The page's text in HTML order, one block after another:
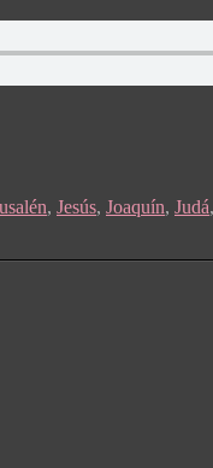
, Jesús, Joaquín, Judá,